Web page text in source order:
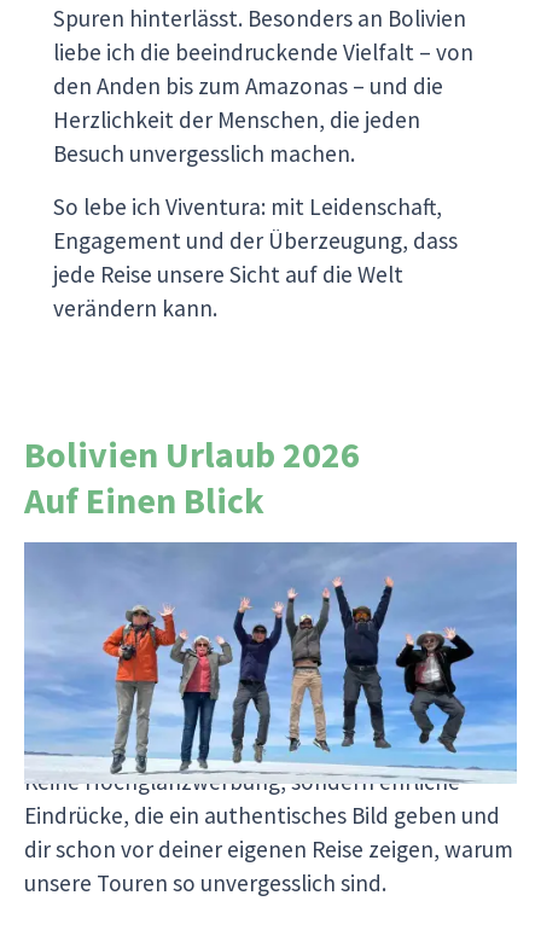
Spuren hinterlässt. Besonders an Bolivien
liebe ich die beeindruckende Vielfalt – von
den Anden bis zum Amazonas – und die
Herzlichkeit der Menschen, die jeden
Besuch unvergesslich machen.
So lebe ich Viventura: mit Leidenschaft,
Engagement und der Überzeugung, dass
jede Reise unsere Sicht auf die Welt
verändern kann.
Bolivien Urlaub 2026
Auf Einen Blick
Seit unserer ersten Reise 2002 sind rund 2.000
Reiseberichte von Reiseleitern und Reisenden
entstanden. Jeder Bericht erzählt eine
persönliche Geschichte und zeigt dir, wer mit uns
reist, welche Momente bewegen und wie es sich
wirklich anfühlt, mit Viventura unterwegs zu sein.
Keine Hochglanzwerbung, sondern ehrliche
Eindrücke, die ein authentisches Bild geben und
dir schon vor deiner eigenen Reise zeigen, warum
unsere Touren so unvergesslich sind.